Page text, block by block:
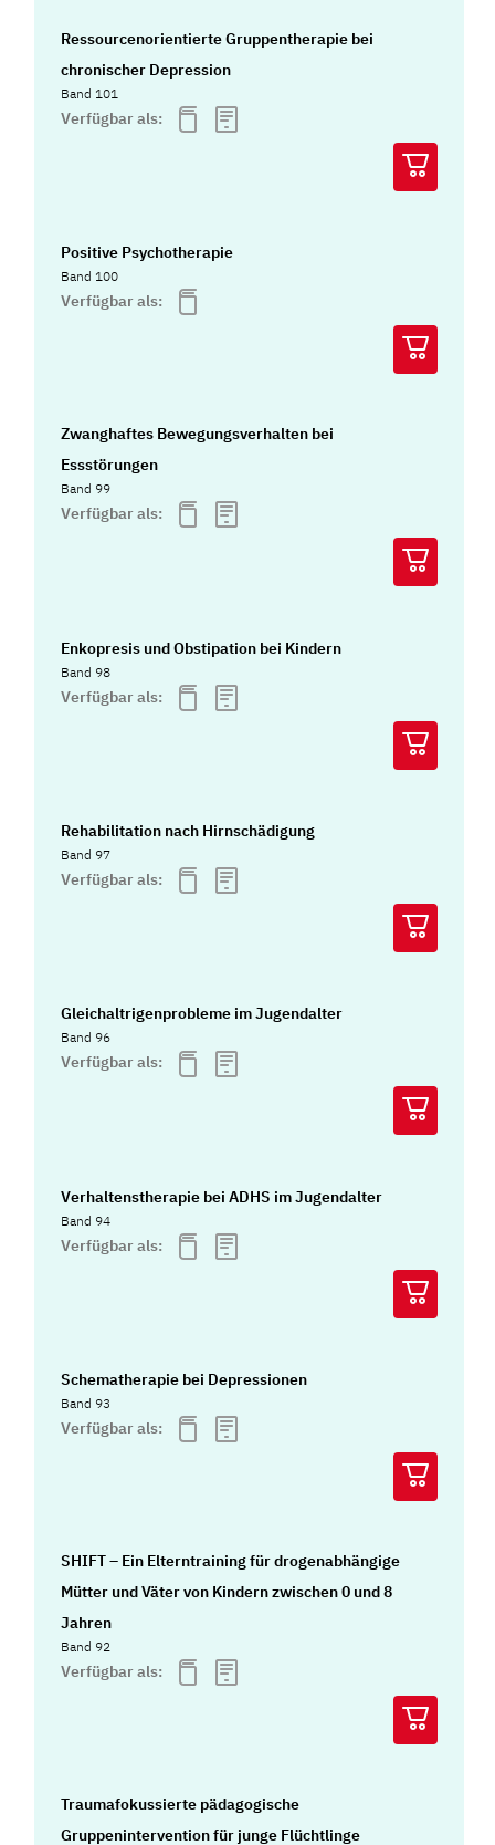
Ressourcenorientierte Gruppentherapie bei
chronischer Depression
Band 101
Verfügbar als:
Positive Psychotherapie
Band 100
Verfügbar als:
Zwanghaftes Bewegungsverhalten bei
Essstörungen
Band 99
Verfügbar als:
Enkopresis und Obstipation bei Kindern
Band 98
Verfügbar als:
Rehabilitation nach Hirnschädigung
Band 97
Verfügbar als:
Gleichaltrigenprobleme im Jugendalter
Band 96
Verfügbar als:
Verhaltenstherapie bei ADHS im Jugendalter
Band 94
Verfügbar als:
Schematherapie bei Depressionen
Band 93
Verfügbar als:
SHIFT – Ein Elterntraining für drogenabhängige
Mütter und Väter von Kindern zwischen 0 und 8
Jahren
Band 92
Verfügbar als:
Traumafokussierte pädagogische
Gruppenintervention für junge Flüchtlinge